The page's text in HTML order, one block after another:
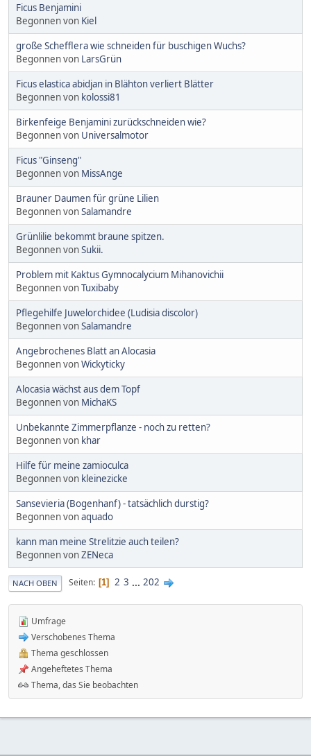
Ficus Benjamini
Begonnen von Kiel
große Schefflera wie schneiden für buschigen Wuchs?
Begonnen von LarsGrün
Ficus elastica abidjan in Blähton verliert Blätter
Begonnen von kolossi81
Birkenfeige Benjamini zurückschneiden wie?
Begonnen von Universalmotor
Ficus "Ginseng"
Begonnen von MissAnge
Brauner Daumen für grüne Lilien
Begonnen vonSalamandre
Grünlilie bekommt braune spitzen.
Begonnen vonSukii.
Problem mit Kaktus Gymnocalycium Mihanovichii
Begonnen vonTuxibaby
Pflegehilfe Juwelorchidee (Ludisia discolor)
Begonnen vonSalamandre
Angebrochenes Blatt an Alocasia
Begonnen vonWickyticky
Alocasia wächst aus dem Topf
Begonnen von MichaKS
Unbekannte Zimmerpflanze - noch zu retten?
Begonnen von khar
Hilfe für meine zamioculca
Begonnen von kleinezicke
Sansevieria (Bogenhanf) - tatsächlich durstig?
Begonnen vonaquado
kann man meine Strelitzie auch teilen?
Begonnen vonZENeca
NACH OBEN Seiten 1 2 3 ... 202
Umfrage
Verschobenes Thema
Thema geschlossen
Angeheftetes Thema
Thema, das Sie beobachten